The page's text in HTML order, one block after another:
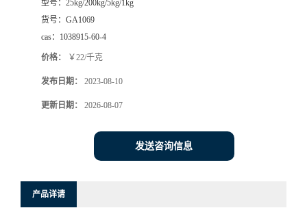
型号： 25kg/200kg/5kg/1kg
货号： GA1069
cas： 1038915-60-4
价格： ￥22/千克
发布日期： 2023-08-10
更新日期： 2026-08-07
发送咨询信息
产品详请